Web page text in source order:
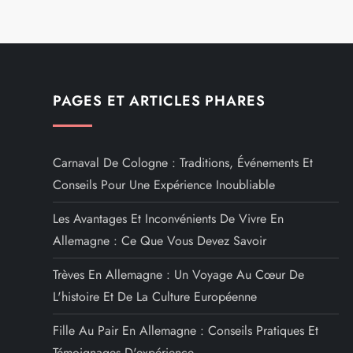
i
o
n
d
e
l
’
PAGES ET ARTICLES PHARES
Carnaval De Cologne : Traditions, Événements Et
Conseils Pour Une Expérience Inoubliable
Les Avantages Et Inconvénients De Vivre En
Allemagne : Ce Que Vous Devez Savoir
Trèves En Allemagne : Un Voyage Au Cœur De
L'histoire Et De La Culture Européenne
Fille Au Pair En Allemagne : Conseils Pratiques Et